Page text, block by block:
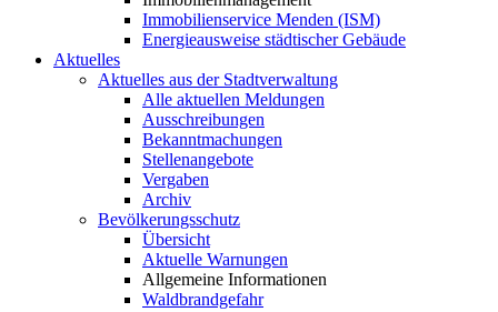
Immobilienservice Menden (ISM)
Energieausweise städtischer Gebäude
Aktuelles
Aktuelles aus der Stadtverwaltung
Alle aktuellen Meldungen
Ausschreibungen
Bekanntmachungen
Stellenangebote
Vergaben
Archiv
Bevölkerungsschutz
Übersicht
Aktuelle Warnungen
Allgemeine Informationen
Waldbrandgefahr